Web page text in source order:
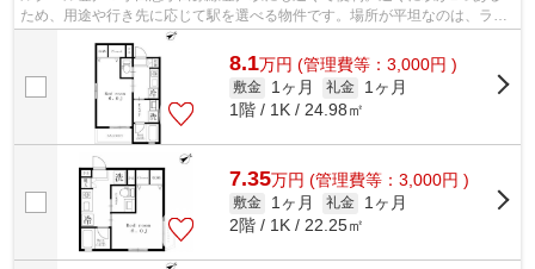
ため、用途や行き先に応じて駅を選べる物件です。場所が平坦なのは、ラン
ニングをする上で抑えたいポイントです...
8.1万円 (管理費等：3,000円 )
敷金 1ヶ月 礼金
1ヶ月
1階 / 1K / 24.98㎡
7.35万円 (管理費等：3,000円 )
敷金 1ヶ月 礼金
1ヶ月
2階 / 1K / 22.25㎡